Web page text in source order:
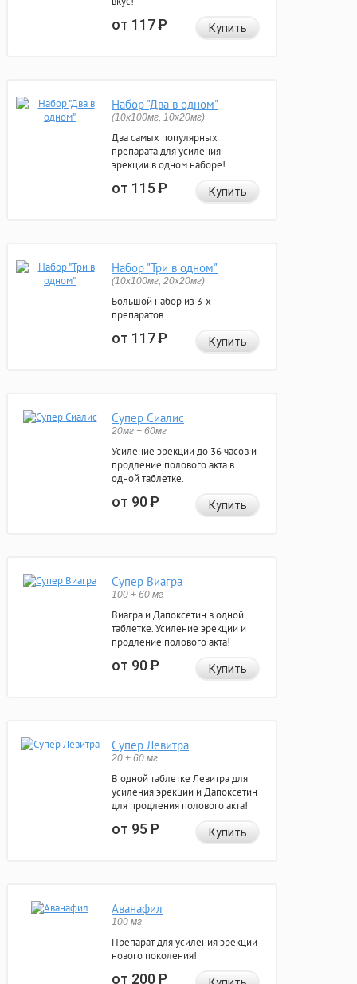
от 117Р Купить
Набор "Два в одном"
(10x100мг, 10x20мг)
Два самых популярных
препарата для усиления
эрекции в одном наборе!
от 115Р Купить
Набор "Три в одном"
(10x100мг, 20x20мг)
Большой набор из 3-х
препаратов.
от 117Р Купить
Супер Сиалис
20мг + 60мг
Усиление эрекции до 36 часов и
продление полового акта в
одной таблетке.
от 90Р Купить
Супер Виагра
100 + 60 мг
Виагра и Дапоксетин в одной
таблетке. Усиление эрекции и
продление полового акта!
от 90Р Купить
Супер Левитра
20 + 60 мг
В одной таблетке Левитра для
усиления эрекции и Дапоксетин
для продления полового акта!
от 95Р Купить
Аванафил
100 мг
Препарат для усиления эрекции
нового поколения!
от 200Р